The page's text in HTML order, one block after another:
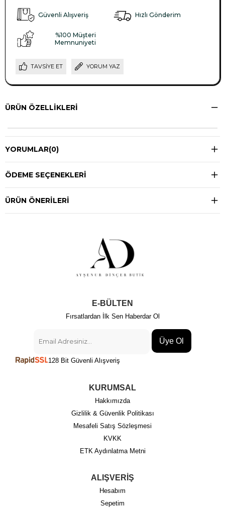
Güvenli Alışveriş Hızlı Gönderim
%100 Müşteri
Memnuniyeti
TAVSIYE ET YORUM YAZ
ÜRÜN ÖZELLIKLERI
YORUMLAR(0)
ÖDEME SEÇENEKLERI
ÜRÜN ÖNERILERI
E-BÜLTEN
Fırsatlardan İlk Sen Haberdar Ol
Üye Ol
128 Bit Güvenli Alışveriş
KURUMSAL
Hakkımızda
Gizlilik & Güvenlik Politikası
Mesafeli Satış Sözleşmesi
KVKK
ETK Aydınlatma Metni
ALIŞVERİŞ
Hesabım
Sepetim